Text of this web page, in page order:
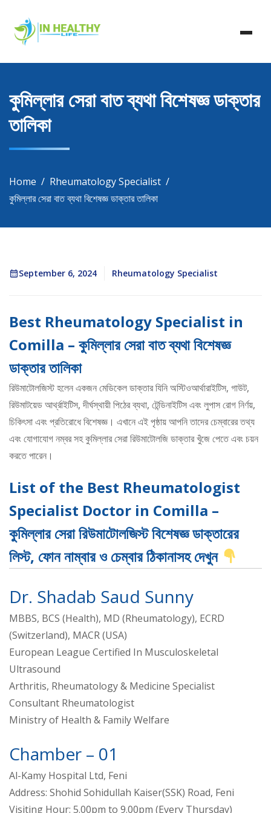
content
In Healthy Life
In Healthy Life, Healthy Life, Health Life, Doctor List,
Doctor Listing
কুমিল্লার সেরা বাত ব্যথা বিশেষজ্ঞ ডাক্তার
তালিকা
Home
Rheumatology Specialist
কুমিল্লার সেরা বাত ব্যথা বিশেষজ্ঞ ডাক্তার তালিকা
September 6, 2024 Rheumatology Specialist
Best Rheumatology Specialist in
Comilla – কুমিল্লার সেরা বাত ব্যথা বিশেষজ্ঞ
ডাক্তার তালিকা
রিউমাটোলজিস্ট হলেন একজন মেডিকেল ডাক্তার যিনি অস্টিওআর্থারাইটিস, গাউট,
রিউমাটয়েড আর্থ্রাইটিস, দীর্ঘস্থায়ী পিঠের ব্যথা, টেন্ডিনাইটিস এবং লুপাস রোগ নির্ণয়,
চিকিৎসা এবং প্রতিরোধে বিশেষজ্ঞ। এখানে এই পৃষ্ঠায় আপনি তাদের চেম্বারের তথ্য
এবং যোগাযোগ নম্বর সহ কুমিল্লার সেরা রিউমাটোলজি ডাক্তার খুঁজে পেতে এবং চয়ন
করতে পারেন।
List of the Best Rheumatologist
Specialist Doctor in Comilla –
কুমিল্লার সেরা রিউমাটোলজিস্ট বিশেষজ্ঞ ডাক্তারের
লিস্ট, ফোন নাম্বার ও চেম্বার ঠিকানাসহ দেখুন
Dr. Shadab Saud Sunny
MBBS, BCS (Health), MD (Rheumatology), ECRD
(Switzerland), MACR (USA)
European League Certified In Musculoskeletal
Ultrasound
Arthritis, Rheumatology & Medicine Specialist
Consultant Rheumatologist
Ministry of Health & Family Welfare
Chamber – 01
Al-Kamy Hospital Ltd, Feni
Address: Shohid Sohidullah Kaiser(SSK) Road, Feni
Visiting Hour: 5.00pm to 9.00pm (Every Thursday)